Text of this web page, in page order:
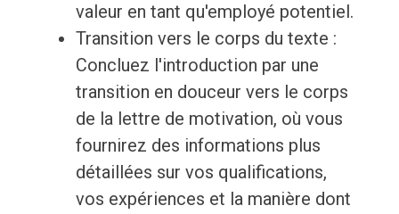
valeur en tant qu'employé potentiel.
Transition vers le corps du texte :
Concluez l'introduction par une
transition en douceur vers le corps
de la lettre de motivation, où vous
fournirez des informations plus
détaillées sur vos qualifications,
vos expériences et la manière dont